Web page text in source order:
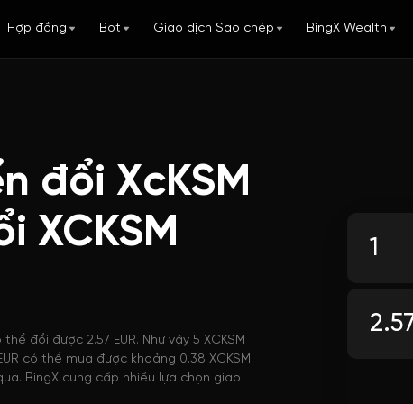
Hợp đồng Bot Giao dịch Sao chép BingX Wealth
đổi XcKSM
XCKSM
đổi được 2.57 EUR. Như vậy 5 XCKSM
có thể mua được khoảng 0.38 XCKSM.
BingX cung cấp nhiều lựa chọn giao